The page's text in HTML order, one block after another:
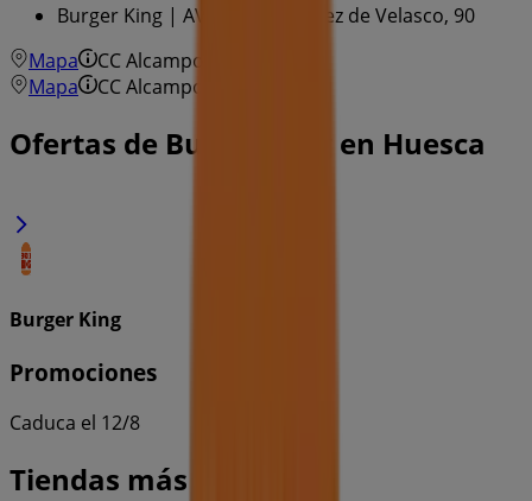
Burger King | AVD. de Martonez de Velasco, 90
Mapa
CC Alcampo
Mapa
CC Alcampo
Ofertas de Burger King en Huesca
Burger King
Promociones
Caduca el 12/8
Tiendas más cercanas